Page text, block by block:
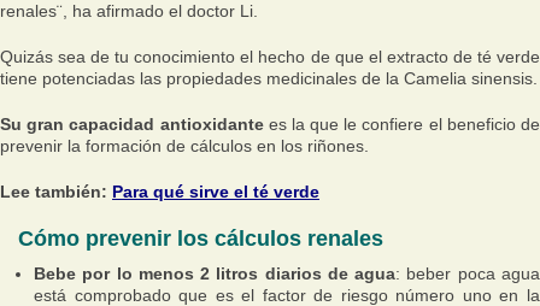
renales¨, ha afirmado el doctor Li.
Quizás sea de tu conocimiento el hecho de que el extracto de té verde
tiene potenciadas las propiedades medicinales de la Camelia sinensis.
Su gran capacidad antioxidantees la que le confiere el beneficio de
prevenir la formación de cálculos en los riñones.
Lee también: Para qué sirve el té verde
Cómo prevenir los cálculos renales
Bebe por lo menos 2 litros diarios de agua: beber poca agua
está comprobado que es el factor de riesgo número uno en la